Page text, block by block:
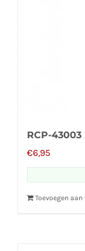
RCP-
€6,95
Toevoegen